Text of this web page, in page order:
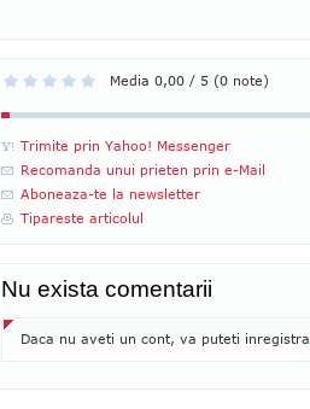
Media 0,00 / 5 (0 note)
Trimite prin Yahoo! Messenger
Recomanda unui prieten prin e-Mail
Aboneaza-te la newsletter
Tipareste articolul
Nu exista comentarii
Daca nu aveti un cont, va puteti inregistra